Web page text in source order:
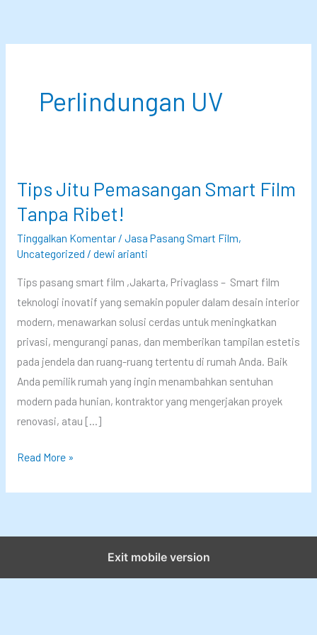
konten
Perlindungan UV
Tips Jitu Pemasangan Smart Film
Tanpa Ribet!
Tinggalkan Komentar / Jasa Pasang Smart Film,
Uncategorized / dewi arianti
Tips pasang smart film ,Jakarta, Privaglass – Smart film
teknologi inovatif yang semakin populer dalam desain interior
modern, menawarkan solusi cerdas untuk meningkatkan
privasi, mengurangi panas, dan memberikan tampilan estetis
pada jendela dan ruang-ruang tertentu di rumah Anda. Baik
Anda pemilik rumah yang ingin menambahkan sentuhan
modern pada hunian, kontraktor yang mengerjakan proyek
renovasi, atau […]
T
p
J
t
Read More »
Exit mobile version